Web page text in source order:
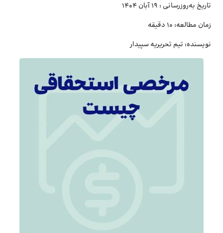
تاریخ به‌روزرسانی : 19 آبان 1404
زمان مطالعه: 10 دقیقه
نویسنده: تیم تحریریه سپیدار